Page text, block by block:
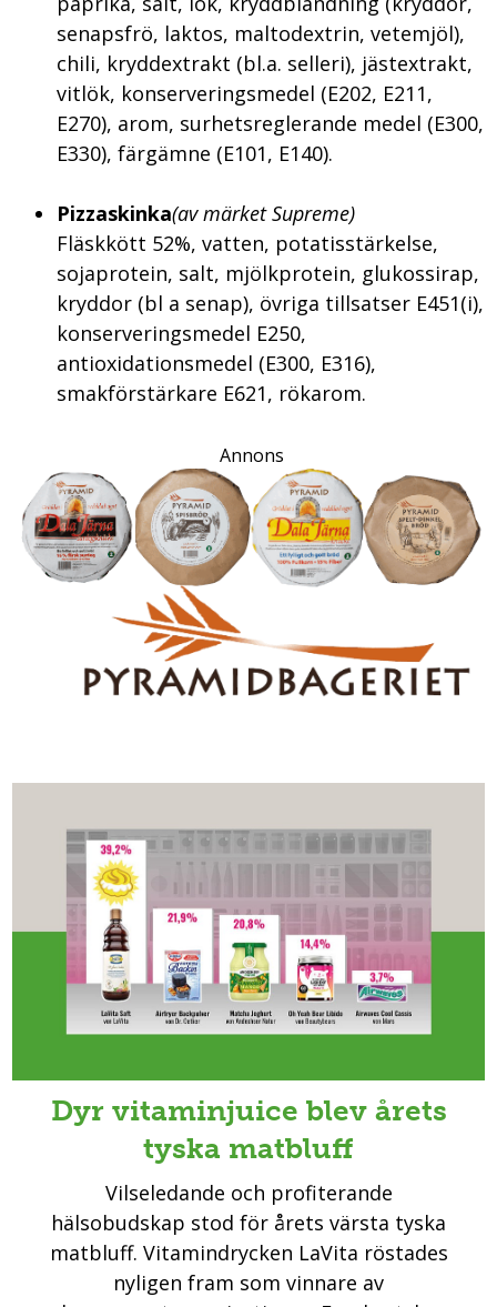
senapsfrö, laktos, maltodextrin, vetemjöl),
chili, kryddextrakt (bl.a. selleri), jästextrakt,
vitlök, konserveringsmedel (E202, E211,
E270), arom, surhetsreglerande medel (E300,
E330), färgämne (E101, E140).
Pizzaskinka(av märketSupreme)
Fläskkött 52%, vatten, potatisstärkelse,
sojaprotein, salt, mjölkprotein, glukossirap,
kryddor (bl a senap), övriga tillsatser E451(i),
konserveringsmedel E250,
antioxidationsmedel (E300, E316),
smakförstärkare E621, rökarom.
Annons
Dyr vitaminjuice blev årets
tyska matbluff
Vilseledande och profiterande
hälsobudskap stod för årets värsta tyska
matbluff. Vitamindrycken LaVita röstades
nyligen fram som vinnare av